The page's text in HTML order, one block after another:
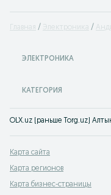
Главная Электроника
ЭЛЕКТРОНИКА
КАТЕГОРИЯ
OLX.uz (раньше Torg.uz)
Карта сайта
Карта регионов
Карта бизнес-страницы